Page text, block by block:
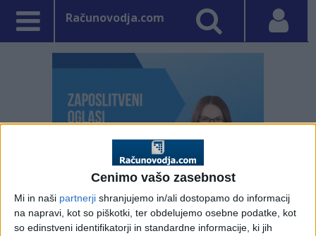
Cenimo vašo zasebnost
Mi in naši partnerji shranjujemo in/ali dostopamo do informacij
na napravi, kot so piškotki, ter obdelujemo osebne podatke, kot
so edinstveni identifikatorji in standardne informacije, ki jih
Računovodja.com